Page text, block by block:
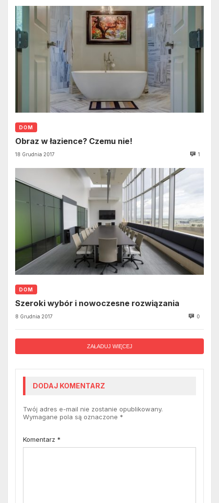
DOM
Obraz w łazience? Czemu nie!
18 Grudnia 2017 1
DOM
Szeroki wybór i nowoczesne rozwiązania
8 Grudnia 2017 0
ZAŁADUJ WIĘCEJ
DODAJ KOMENTARZ
Twój adres e-mail nie zostanie opublikowany.
Wymagane pola są oznaczone *
Komentarz *